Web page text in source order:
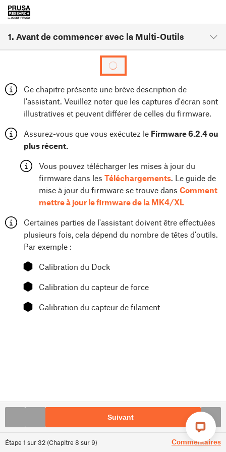
1. Avant de commencer avec la Multi-Outils
Étape 1 sur32 (Chapitre 8 sur9) Commentaires
Ce chapitre présente une brève description de
l'assistant. Veuillez noter que les captures d'écran sont
illustratives et peuvent différer de celles du firmware.
Assurez-vous que vous exécutez le Firmware 6.2.4 ou
plus récent.
Vous pouvez télécharger les mises à jour du
firmware dans les Téléchargements. Le guide de
mise à jour du firmware se trouve dans Comment
mettre à jour le firmware de la MK4/XL
Certaines parties de l'assistant doivent être effectuées
plusieurs fois, cela dépend du nombre de têtes d'outils.
Par exemple :
⬢ Calibration du Dock
⬢ Calibration du capteur de force
⬢ Calibration du capteur de filament
Suivant